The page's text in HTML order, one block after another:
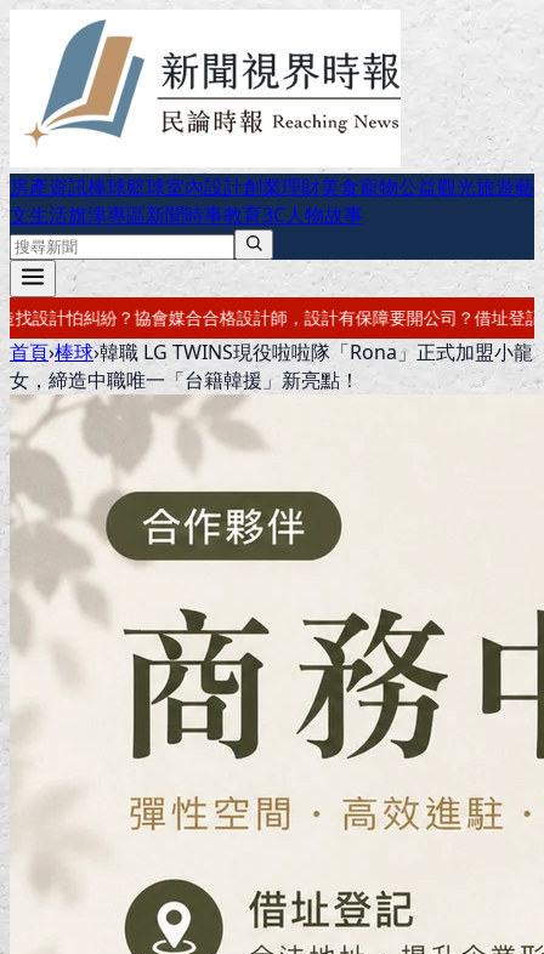
房產資訊棒球籃球室內設計創業理財美食寵物公益觀光旅遊藝
文生活旗津專區新聞時事教育3C人物故事
計師，設計有保障要開公司？借址登記・公司設立・工商登記一次辦
首頁›棒球›韓職 LG TWINS現役啦啦隊「Rona」正式加盟小龍
女，締造中職唯一「台籍韓援」新亮點！